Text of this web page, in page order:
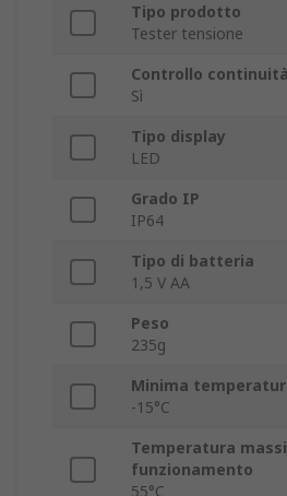
Tipo prodotto
Tester tensione
Controllo continuità
Sì
Tipo display
LED
Grado IP
IP64
Tipo di batteria
1,5 V AA
Peso
235g
Minima
-15°C
Temperatura
funzionamento
55°C